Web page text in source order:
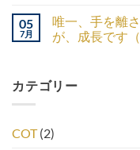
05
7月
唯一、手を離
が、成長です
カテゴリー
COT(2)